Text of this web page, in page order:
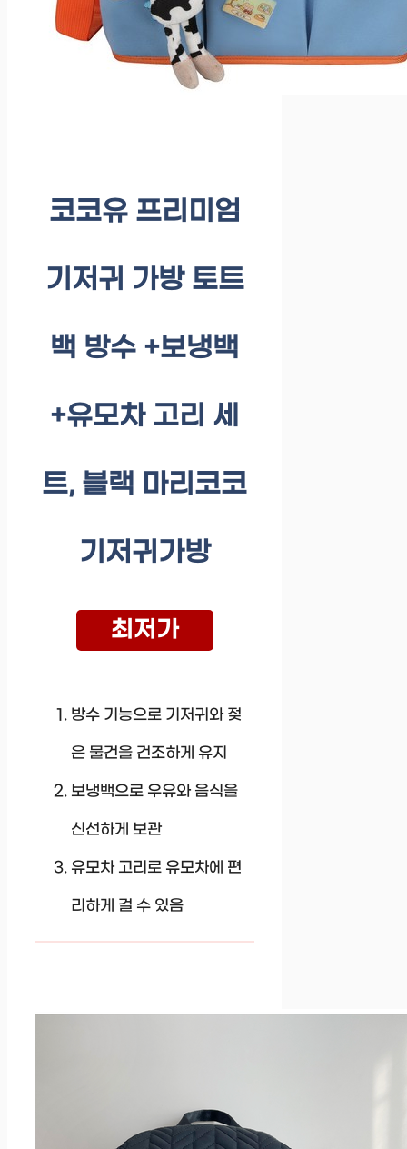
코코유 프리미엄
기저귀 가방 토트
백 방수 +보냉백
+유모차 고리 세
트, 블랙 마리코코
기저귀가방
최저가
방수 기능으로 기저귀와 젖
은 물건을 건조하게 유지
보냉백으로 우유와 음식을
신선하게 보관
유모차 고리로 유모차에 편
리하게 걸 수 있음